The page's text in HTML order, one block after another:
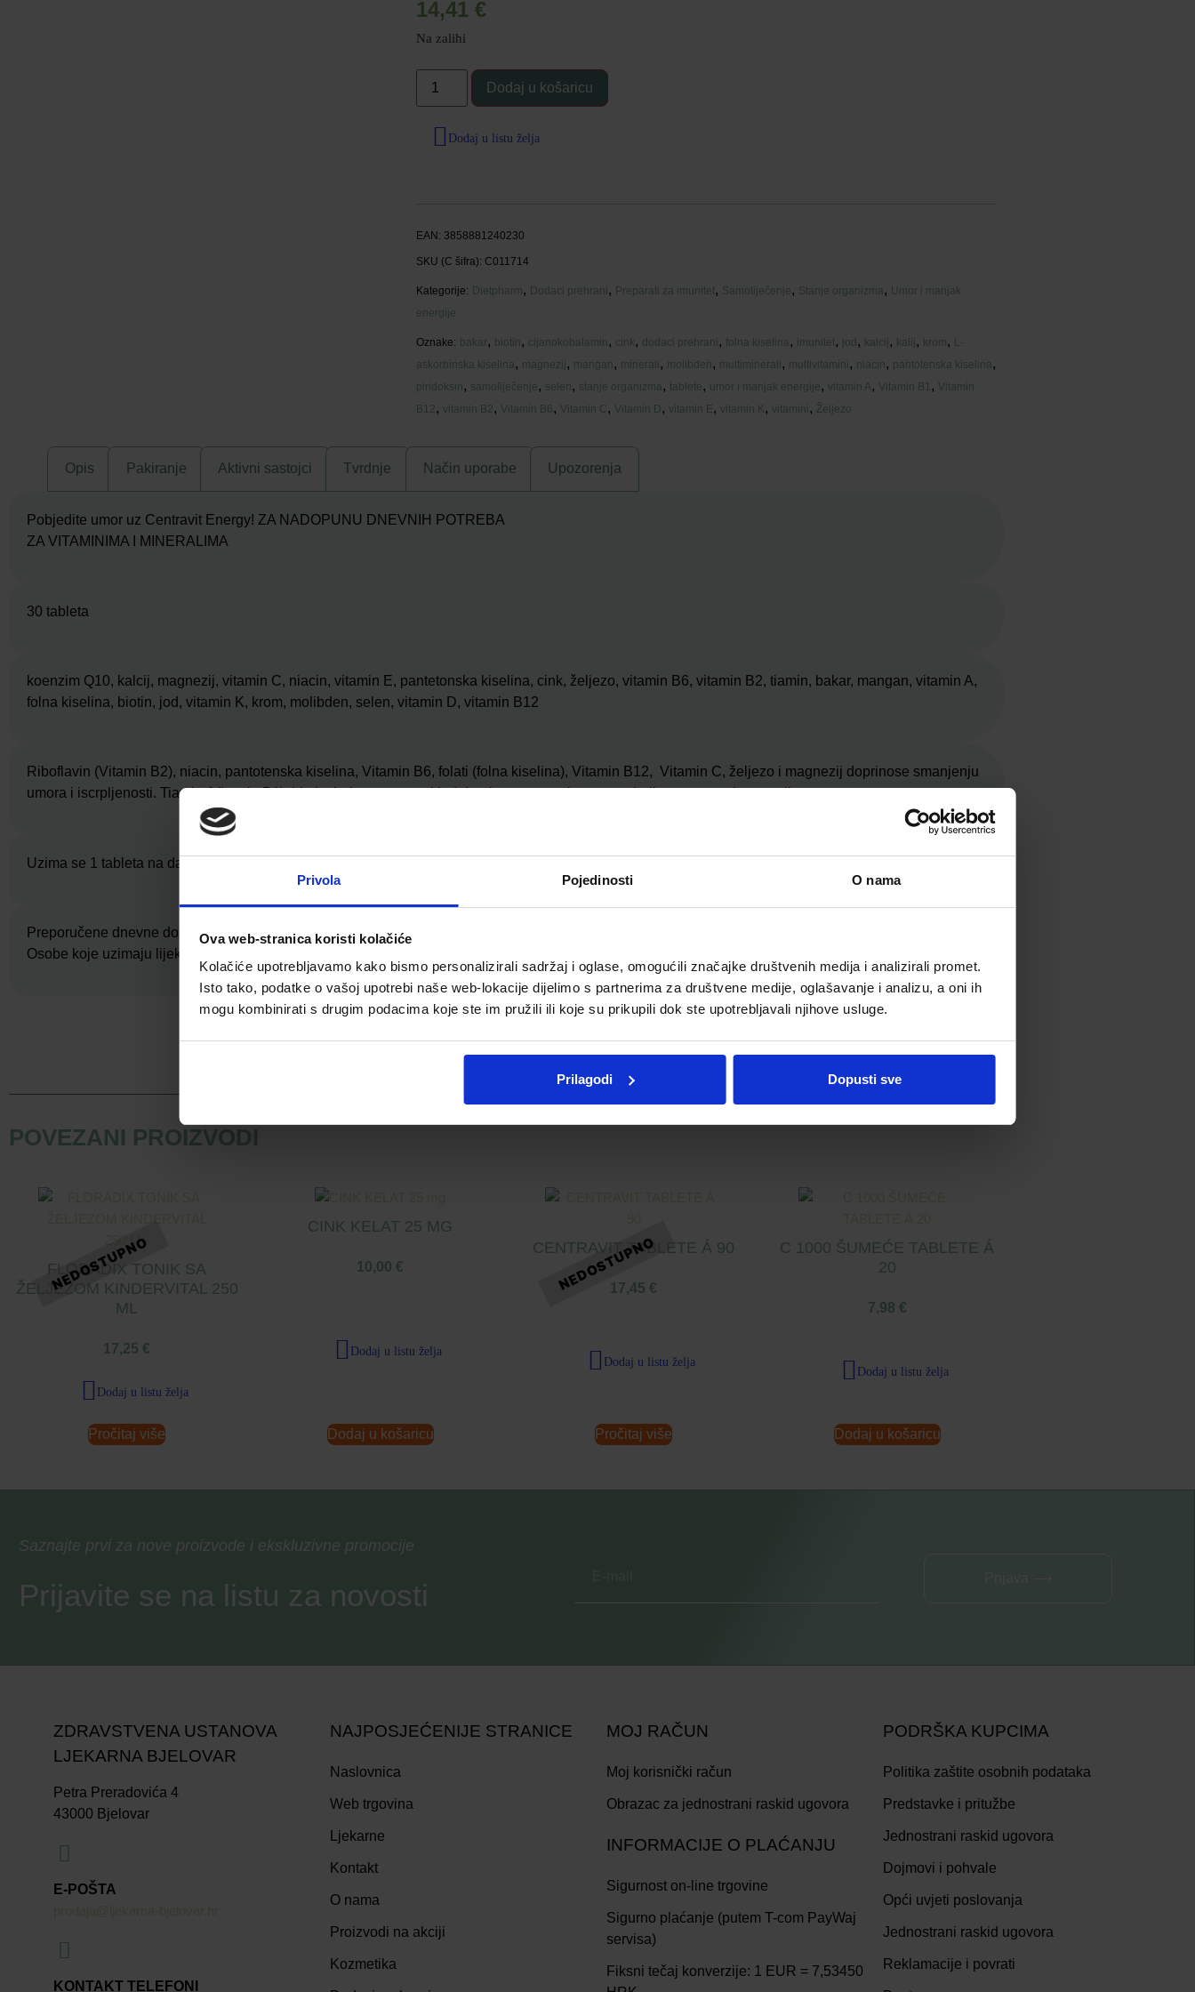
Privola Pojedinosti O nama
Ova web-stranica koristi kolačiće
Kolačiće upotrebljavamo kako bismo personalizirali sadržaj i oglase, omogućili značajke društvenih medija i analizirali promet.
Isto tako, podatke o vašoj upotrebi naše web-lokacije dijelimo s partnerima za društvene medije, oglašavanje i analizu, a oni ih
mogu kombinirati s drugim podacima koje ste im pružili ili koje su prikupili dok ste upotrebljavali njihove usluge.
Prilagodi Dopusti sve
14,41 €
Na zalihi
Dodaj u košaricu
Dodaj u listu želja
EAN: 3858881240230
SKU (C šifra): C011714
Kategorije: Dietpharm, Dodaci prehrani, Preparati za imunitet, Samoliječenje, Stanje organizma , Umor i manjak
energije
Oznake: bakar , biotin, cijanokobalamin, cink, dodaci prehrani, folna kiselina , imunitet, jod, kalcij, kalij, krom, L-
askorbinska kiselina , magnezij, mangan, minerali, molibden, multiminerali, multivitamini, niacin, pantotenska kiselina ,
piridoksin, samoliječenje, selen, stanje organizma , tablete, umor i manjak energije, vitamin A, Vitamin B1 , Vitamin
B12, vitamin B2, Vitamin B6, Vitamin C, Vitamin D, vitamin E, vitamin K, vitamini, Željezo
Opis Pakiranje Aktivni sastojci Tvrdnje Način uporabe Upozorenja
Pobjedite umor uz Centravit Energy! ZA NADOPUNU DNEVNIH POTREBA
ZA VITAMINIMA I MINERALIMA
30 tableta
koenzim Q10, kalcij, magnezij, vitamin C, niacin, vitamin E, pantetonska kiselina, cink, željezo, vitamin B6, vitamin B2, tiamin, bakar, mangan, vitamin A,
folna kiselina, biotin, jod, vitamin K, krom, molibden, selen, vitamin D, vitamin B12
Riboflavin (Vitamin B2), niacin, pantotenska kiselina, Vitamin B6, folati (folna kiselina), Vitamin B12, Vitamin C, željezo i magnezij doprinose smanjenju
umora i iscrpljenosti. Tiamin (Vitamin B1), biotin, bakar, mangan i jod doprinose normalnom metabolizmu stvaranja energije.
Uzima se 1 tableta na dan uz obrok
Preporučene dnevne doze ne smiju se prekoračiti.
Osobe koje uzimaju lijekove trebaju se prije uzimanja posavjetovati s liječnikom ili ljekarnikom.
POVEZANI PROIZVODI
FLORADIX TONIK SA
ŽELJEZOM KINDERVITAL 250
ML
17,25 €
Dodaj u listu želja
Pročitaj više
CINK KELAT 25 MG
10,00 €
Dodaj u listu želja
Dodaj u košaricu
CENTRAVIT TABLETE Á 90
17,45 €
Dodaj u listu želja
Pročitaj više
C 1000 ŠUMEĆE TABLETE Á
20
7,98 €
Dodaj u listu želja
Dodaj u košaricu
Saznajte prvi za nove proizvode i ekskluzivne promocije
Prijavite se na listu za novosti
ZDRAVSTVENA USTANOVA
LJEKARNA BJELOVAR
Petra Preradovića 4
43000 Bjelovar
E-POŠTA
KONTAKT TELEFONI
NAJPOSJEĆENIJE STRANICE
Naslovnica
Web trgovina
Ljekarne
Kontakt
O nama
Proizvodi na akciji
Kozmetika
MOJ RAČUN
Moj korisnički račun
Obrazac za jednostrani raskid ugovora
INFORMACIJE O PLAĆANJU
Sigurnost on-line trgovine
Sigurno plaćanje (putem T-com PayWaj
servisa)
Fiksni tečaj konverzije: 1 EUR = 7,53450
PODRŠKA KUPCIMA
Politika zaštite osobnih podataka
Predstavke i pritužbe
Jednostrani raskid ugovora
Dojmovi i pohvale
Opći uvjeti poslovanja
Jednostrani raskid ugovora
Reklamacije i povrati